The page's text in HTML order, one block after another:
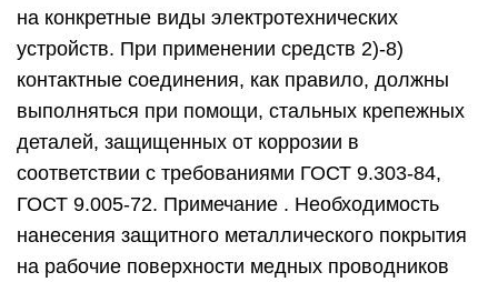
на конкретные виды электротехнических
устройств. При применении средств 2)-8)
контактные соединения, как правило, должны
выполняться при помощи, стальных крепежных
деталей, защищенных от коррозии в
соответствии с требованиями ГОСТ 9.303-84,
ГОСТ 9.005-72. Примечание . Необходимость
нанесения защитного металлического покрытия
на рабочие поверхности медных проводников